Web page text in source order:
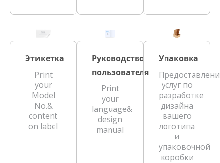
Этикетка
Print
your
Model
No.&
content
on label
Руководство
пользователя
Print
your
language&
design
manual
Упаковка
услуг по
разработке
дизайна
вашего
логотипа
и
упаковочной
коробки